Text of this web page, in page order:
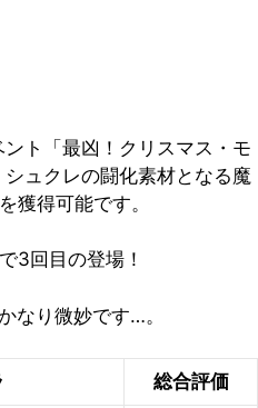
ト「最凶！クリスマス・モ
ュクレの闘化素材となる魔
獲得可能です。
3回目の登場！
なり微妙です…。
総合評価